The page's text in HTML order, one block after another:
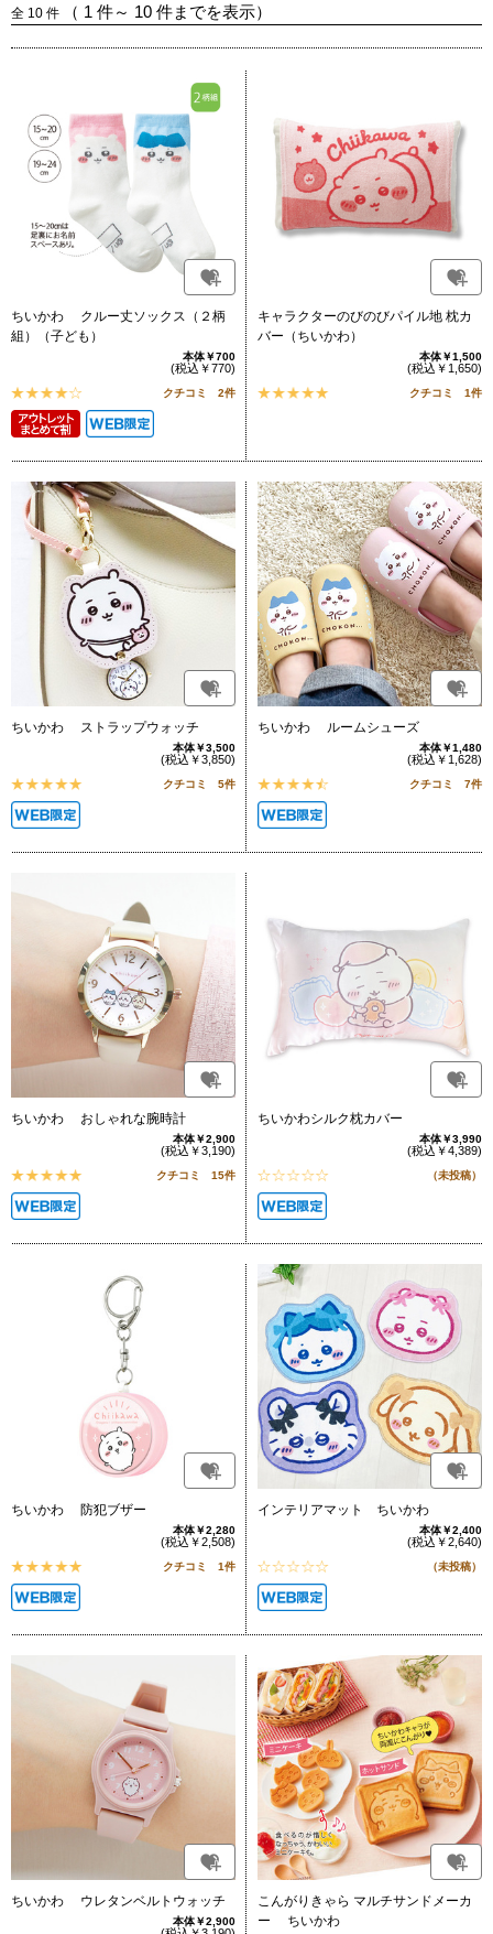
全 10 件 （ 1 件～ 10 件までを表示）
ちいかわ クルー丈ソックス（２柄
組）（子ども）
本体￥700
(税込￥770)
クチコミ 2件
キャラクターのびのびパイル地 枕カ
バー（ちいかわ）
本体￥1,500
(税込￥1,650)
クチコミ 1件
ちいかわ ストラップウォッチ
本体￥3,500
(税込￥3,850)
クチコミ 5件
ちいかわ ルームシューズ
本体￥1,480
(税込￥1,628)
クチコミ 7件
ちいかわ おしゃれな腕時計
本体￥2,900
(税込￥3,190)
クチコミ 15件
ちいかわシルク枕カバー
本体￥3,990
(税込￥4,389)
（未投稿）
ちいかわ 防犯ブザー
本体￥2,280
(税込￥2,508)
クチコミ 1件
インテリアマット ちいかわ
本体￥2,400
(税込￥2,640)
（未投稿）
ちいかわ ウレタンベルトウォッチ
本体￥2,900
こんがりきゃら マルチサンドメーカ
ー ちいかわ